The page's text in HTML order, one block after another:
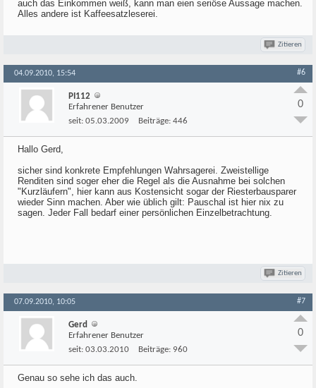
auch das Einkommen weiß, kann man eien seriöse Aussage machen.
Alles andere ist Kaffeesatzleserei.
Zitieren
04.09.2010, 15:54 #6
PI112
Erfahrener Benutzer
seit: 05.03.2009 Beiträge: 446
0
Hallo Gerd,
sicher sind konkrete Empfehlungen Wahrsagerei. Zweistellige
Renditen sind soger eher die Regel als die Ausnahme bei solchen
"Kurzläufern", hier kann aus Kostensicht sogar der Riesterbausparer
wieder Sinn machen. Aber wie üblich gilt: Pauschal ist hier nix zu
sagen. Jeder Fall bedarf einer persönlichen Einzelbetrachtung.
Zitieren
07.09.2010, 10:05 #7
Gerd
Erfahrener Benutzer
seit: 03.03.2010 Beiträge: 960
0
Genau so sehe ich das auch.